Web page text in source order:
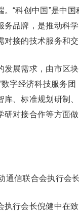
。“科创中国”是中
务品牌，是推动科
接的技术服务和交
发展需求，由市区
数字经济科技服务
库、标准规划研制
研对接合作等方面
通信联合会执行会
执行会长倪健中在